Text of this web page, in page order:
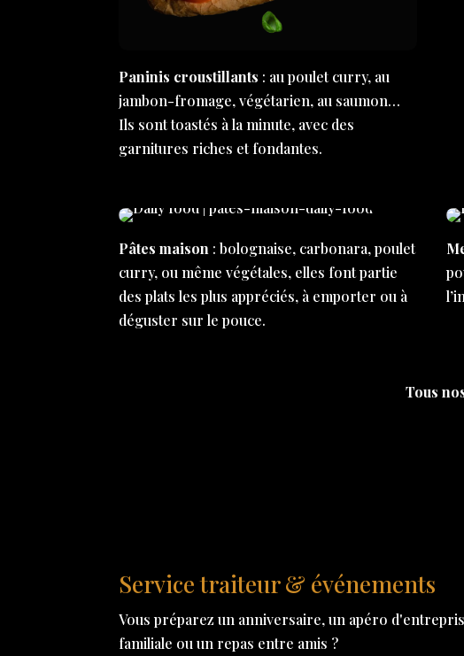
Paninis croustillants : au poulet curry, au
jambon-fromage, végétarien, au saumon…
Ils sont toastés à la minute, avec des
garnitures riches et fondantes.
Pâtes maison : bolognaise, carbonara, poulet
curry, ou même végétales, elles font partie
des plats les plus appréciés, à emporter ou à
déguster sur le pouce.
Tous
Service traiteur & événements
Vous préparez un anniversaire, un apéro
familiale ou un repas entre amis ?